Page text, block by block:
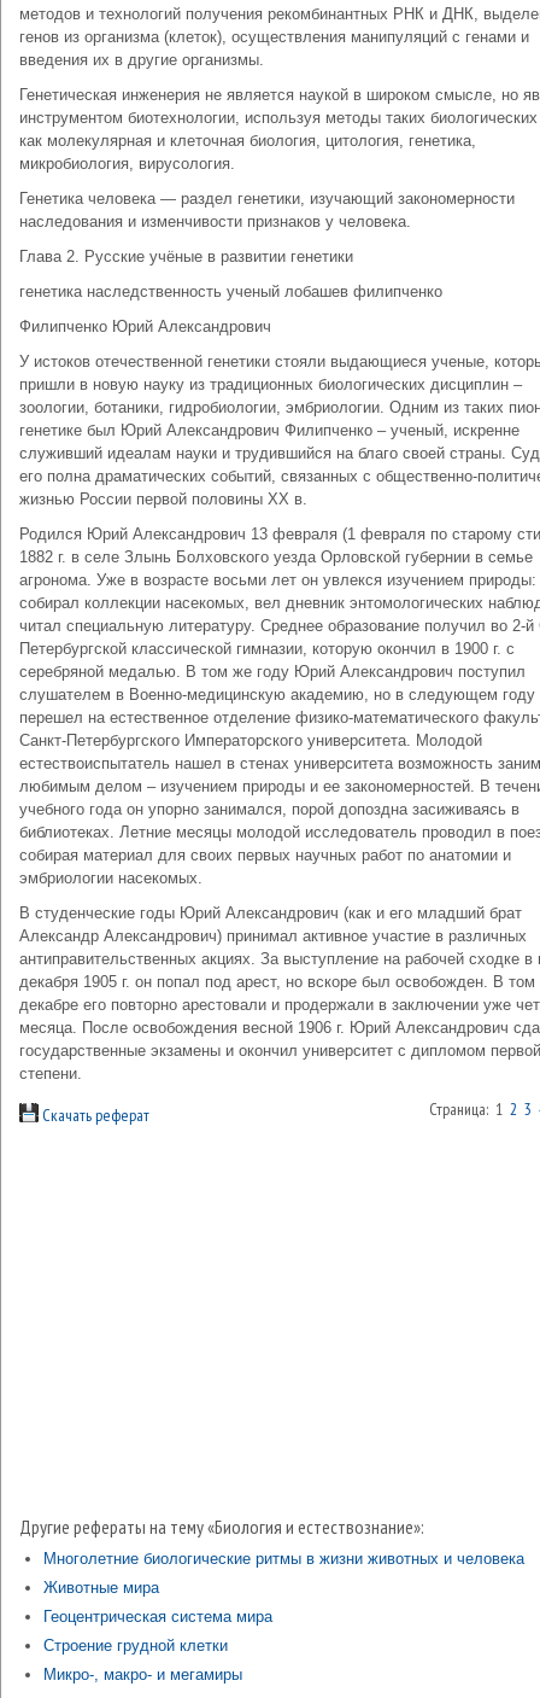
методов и технологий получения рекомбинантных РНК и ДНК,
генов из организма (клеток), осуществления манипуляций с генами и
введения их в другие организмы.
Генетическая инженерия не является наукой в широком смысле, но
инструментом биотехнологии, используя методы таких
как молекулярная и клеточная биология, цитология, генетика,
микробиология, вирусология.
Генетика человека — раздел генетики, изучающий закономерности
наследования и изменчивости признаков у человека.
Глава 2. Русские учёные в развитии генетики
генетика наследственность ученый лобашев филипченко
Филипченко Юрий Александрович
У истоков отечественной генетики стояли выдающиеся ученые,
пришли в новую науку из традиционных биологических дисциплин –
зоологии, ботаники, гидробиологии, эмбриологии. Одним из таких
генетике был Юрий Александрович Филипченко – ученый, искренне
служивший идеалам науки и трудившийся на благо своей страны.
его полна драматических событий, связанных с общественно-
жизнью России первой половины XX в.
Родился Юрий Александрович 13 февраля (1 февраля по старому
1882 г. в селе Злынь Болховского уезда Орловской губернии в семье
агронома. Уже в возрасте восьми лет он увлекся изучением природы:
собирал коллекции насекомых, вел дневник энтомологических
читал специальную литературу. Среднее образование получил во 2-й
Петербургской классической гимназии, которую окончил в 1900 г. с
серебряной медалью. В том же году Юрий Александрович поступил
слушателем в Военно-медицинскую академию, но в следующем году
перешел на естественное отделение физико-математического
Санкт-Петербургского Императорского университета. Молодой
естествоиспытатель нашел в стенах университета возможность
любимым делом – изучением природы и ее закономерностей. В
учебного года он упорно занимался, порой допоздна засиживаясь в
библиотеках. Летние месяцы молодой исследователь проводил в
собирая материал для своих первых научных работ по анатомии и
эмбриологии насекомых.
В студенческие годы Юрий Александрович (как и его младший брат
Александр Александрович) принимал активное участие в различных
антиправительственных акциях. За выступление на рабочей сходке в
декабря 1905 г. он попал под арест, но вскоре был освобожден. В
декабре его повторно арестовали и продержали в заключении уже
месяца. После освобождения весной 1906 г. Юрий Александрович
государственные экзамены и окончил университет с дипломом первой
степени.
Скачать реферат Страница: 1 2 3
Другие рефераты на тему «Биология и естествознание»:
Многолетние биологические ритмы в жизни животных и человека
Животные мира
Геоцентрическая система мира
Строение грудной клетки
Микро-, макро- и мегамиры